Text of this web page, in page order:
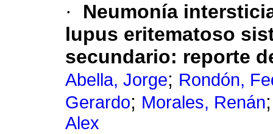
·
Neumonía
lupus eritematoso
secundario: reporte
Abella, Jorge; Rondón,
Gerardo; Morales, Renán
Alex